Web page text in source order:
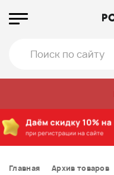
Главная Архив товаров